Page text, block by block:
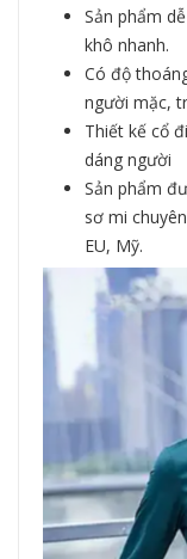
Sản phẩm
khô nhanh.
Có độ
người mặc,
Thiết kế cổ
dáng người
Sản phẩm
sơ mi
EU, Mỹ.